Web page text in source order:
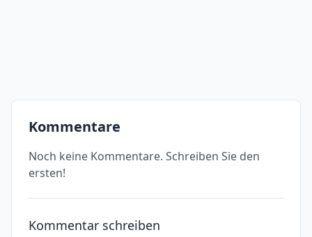
Kommentare
Noch keine Kommentare. Schreiben Sie den
ersten!
Kommentar schreiben